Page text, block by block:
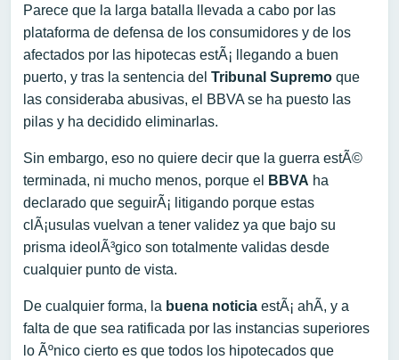
Parece que la larga batalla llevada a cabo por las
plataforma de defensa de los consumidores y de los
afectados por las hipotecas estÃ¡ llegando a buen
puerto, y tras la sentencia del Tribunal Supremo que
las consideraba abusivas, el BBVA se ha puesto las
pilas y ha decidido eliminarlas.
Sin embargo, eso no quiere decir que la guerra estÃ©
terminada, ni mucho menos, porque el
BBVA ha
declarado que seguirÃ¡ litigando porque estas
clÃ¡usulas vuelvan a tener validez ya que bajo su
prisma ideolÃ³gico son totalmente validas desde
cualquier punto de vista.
De cualquier forma, la buena noticia estÃ¡ ahÃ­, y a
falta de que sea ratificada por las instancias superiores
lo Ãºnico cierto es que todos los hipotecados que